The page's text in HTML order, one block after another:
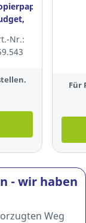
500
Nr.:
Für
- wir haben
Weg